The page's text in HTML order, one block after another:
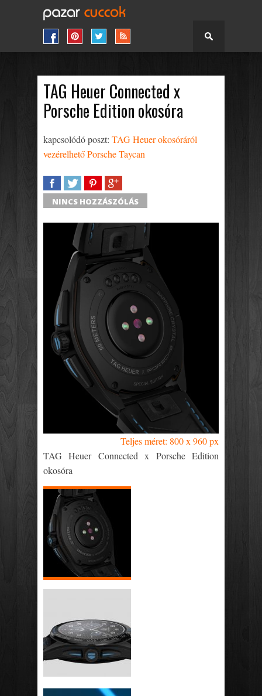
TAG Heuer Connected x
Porsche Edition okosóra
kapcsolódó poszt: TAG Heuer okosóráról
vezérelhető Porsche Taycan
SHARETWEETSHARESHARE
NINCS HOZZÁSZÓLÁS
Teljes méret: 800 x 960 px
TAG Heuer Connected x Porsche Edition
okosóra